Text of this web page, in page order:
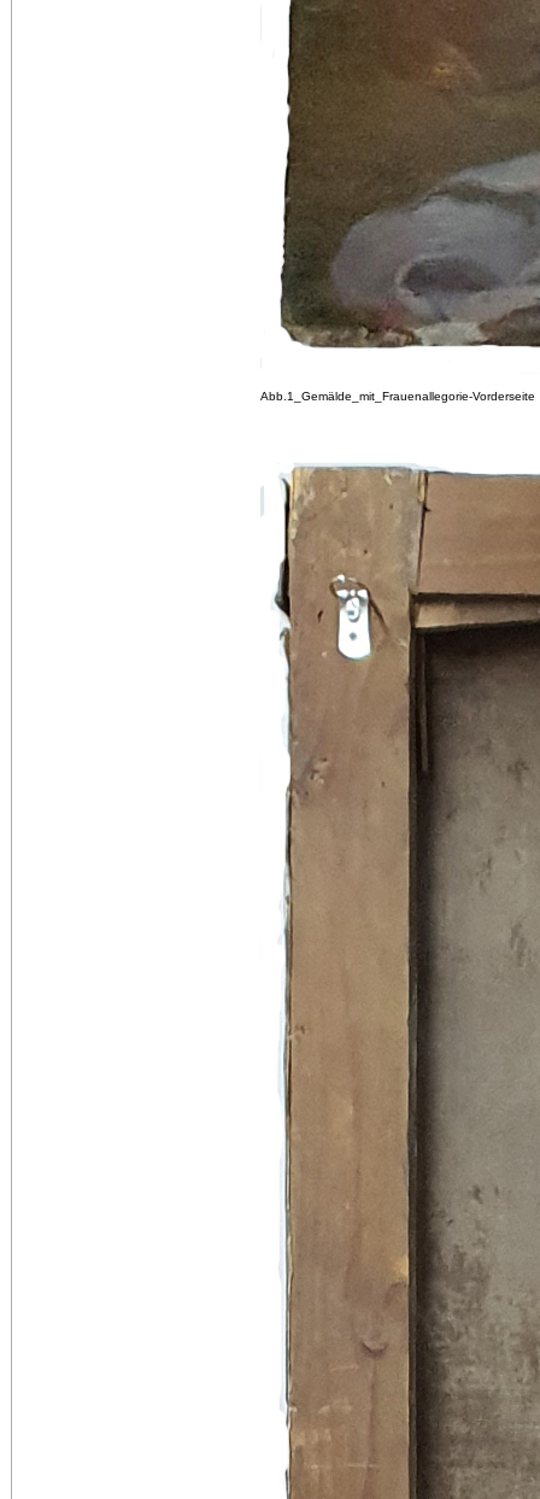
Abb.1_Gemälde_mit_Frauenallegorie-Vorderseite